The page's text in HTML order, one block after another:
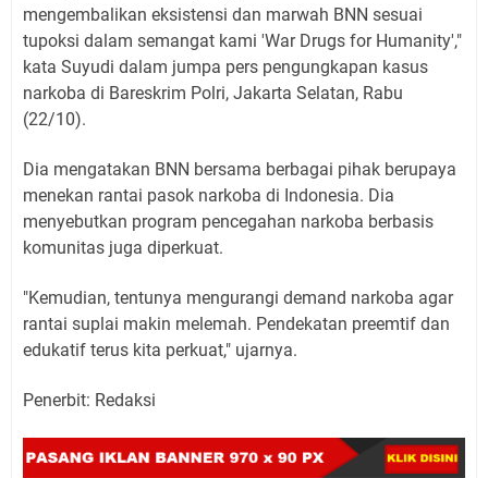
mengembalikan eksistensi dan marwah BNN sesuai
tupoksi dalam semangat kami 'War Drugs for Humanity',"
kata Suyudi dalam jumpa pers pengungkapan kasus
narkoba di Bareskrim Polri, Jakarta Selatan, Rabu
(22/10).
Dia mengatakan BNN bersama berbagai pihak berupaya
menekan rantai pasok narkoba di Indonesia. Dia
menyebutkan program pencegahan narkoba berbasis
komunitas juga diperkuat.
"Kemudian, tentunya mengurangi demand narkoba agar
rantai suplai makin melemah. Pendekatan preemtif dan
edukatif terus kita perkuat," ujarnya.
Penerbit: Redaksi